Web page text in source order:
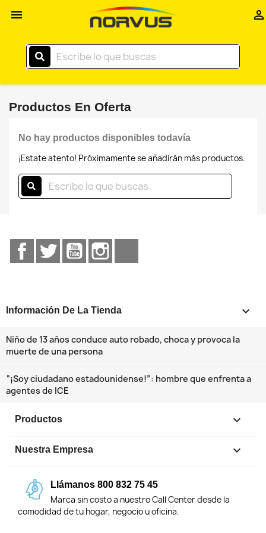
 
Comercial
Productos En Oferta
No hay productos disponibles todavía
¡Estate atento! Próximamente se añadirán más productos.
FacebookTwitterYouTube
Información De La Tienda keyboard_arrow_down
Niño de 13 años conduce auto robado, choca y provoca la
muerte de una persona
“¡Soy ciudadano estadounidense!”: hombre que enfrenta a
agentes de ICE
Productos 
Nuestra Empresa 
Llámanos 800 832 75 45
Marca sin costo a nuestro Call Center desde la
comodidad de tu hogar, negocio u oficina.